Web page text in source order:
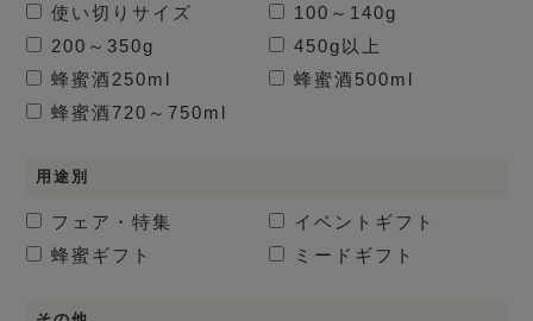
使い切りサイズ
100～140g
200～350g
450g以上
蜂蜜酒 250ml 蜂蜜酒 500ml
蜂蜜酒720～750ml
用途別
フェア・特集
イベントギフト
蜂蜜ギフト
ミードギフト